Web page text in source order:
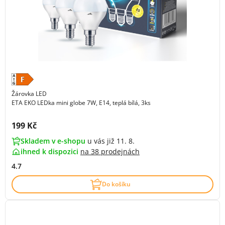
Žárovka LED
ETA EKO LEDka mini globe 7W, E14, teplá bílá, 3ks
Cena s DPH:
199 Kč
Skladem v e-shopu u vás již 11. 8.
ihned k dispozici na 38 prodejnách
4.7
Do košíku